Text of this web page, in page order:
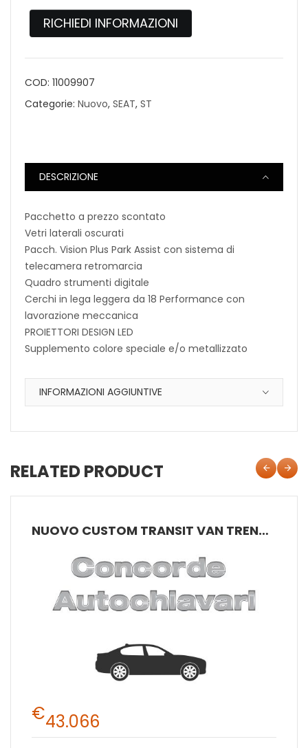
RICHIEDI INFORMAZIONI
COD: 11009907
Categorie: Nuovo, SEAT, ST
DESCRIZIONE
Pacchetto a prezzo scontato
Vetri laterali oscurati
Pacch. Vision Plus Park Assist con sistema di
telecamera retromarcia
Quadro strumenti digitale
Cerchi in lega leggera da 18 Performance con
lavorazione meccanica
PROIETTORI DESIGN LED
Supplemento colore speciale e/o metallizzato
INFORMAZIONI AGGIUNTIVE
RELATED PRODUCT
NUOVO CUSTOM TRANSIT VAN TREND 2.0 ECOBLUE 136CV 280 L1H1
€43.066